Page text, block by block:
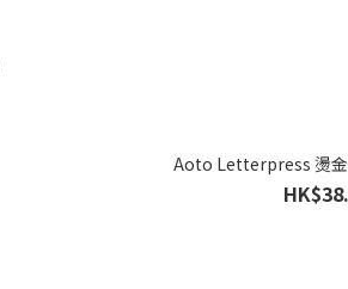
Aoto Letterpress 燙